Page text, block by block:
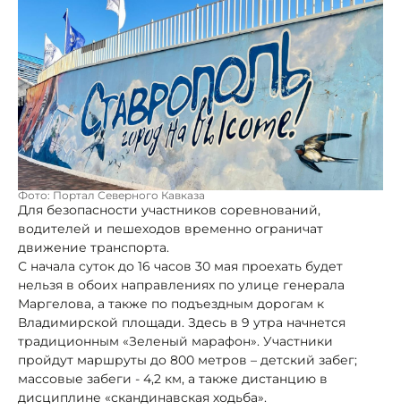
Фото: Портал Северного Кавказа
Для безопасности участников соревнований,
водителей и пешеходов временно ограничат
движение транспорта.
С начала суток до 16 часов 30 мая проехать будет
нельзя в обоих направлениях по улице генерала
Маргелова, а также по подъездным дорогам к
Владимирской площади. Здесь в 9 утра начнется
традиционным «Зеленый марафон». Участники
пройдут маршруты до 800 метров – детский забег;
массовые забеги - 4,2 км, а также дистанцию в
дисциплине «скандинавская ходьба».